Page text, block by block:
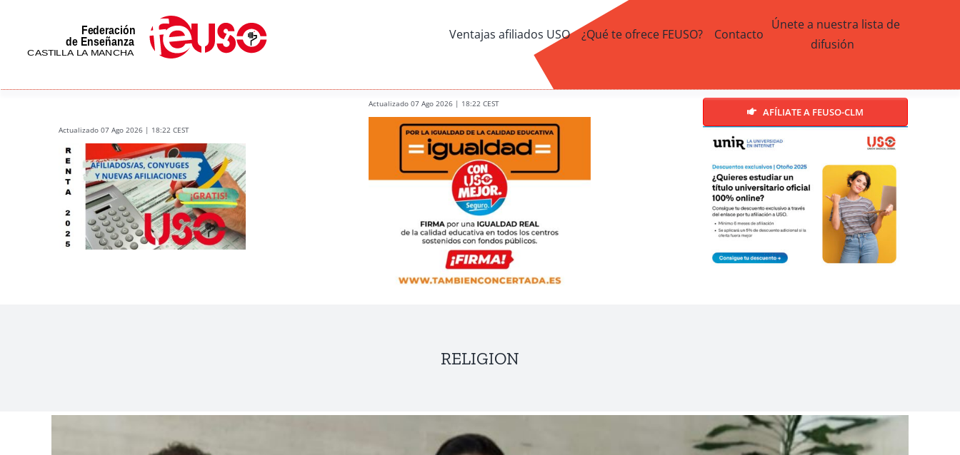
content
Ventajas afiliados USO ¿Qué te ofrece FEUSO? Contacto
Únete a nuestra lista de
difusión
Actualizado 07 Ago 2026 | 18:22 CEST
Actualizado 07 Ago 2026 | 18:22 CEST
AFÍLIATE A FEUSO-CLM
RELIGION